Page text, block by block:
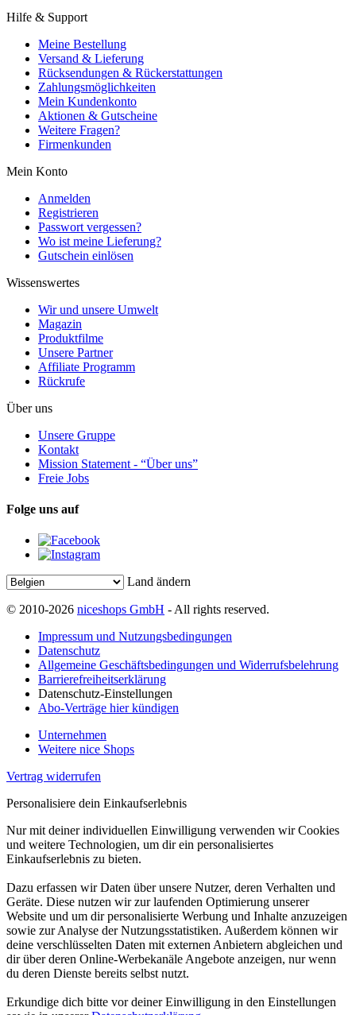
Hilfe & Support
Meine Bestellung
Versand & Lieferung
Rücksendungen & Rückerstattungen
Zahlungsmöglichkeiten
Mein Kundenkonto
Aktionen & Gutscheine
Weitere Fragen?
Firmenkunden
Mein Konto
Anmelden
Registrieren
Passwort vergessen?
Wo ist meine Lieferung?
Gutschein einlösen
Wissenswertes
Wir und unsere Umwelt
Magazin
Produktfilme
Unsere Partner
Affiliate Programm
Rückrufe
Über uns
Unsere Gruppe
Kontakt
Mission Statement - “Über uns”
Freie Jobs
Folge uns auf
Land ändern
© 2010-2026 niceshops GmbH - All rights reserved.
Impressum und Nutzungsbedingungen
Datenschutz
Allgemeine Geschäftsbedingungen und Widerrufsbelehrung
Barrierefreiheitserklärung
Datenschutz-Einstellungen
Abo-Verträge hier kündigen
Unternehmen
Weitere nice Shops
Vertrag widerrufen
Personalisiere dein Einkaufserlebnis
Nur mit deiner individuellen Einwilligung verwenden wir Cookies
und weitere Technologien, um dir ein personalisiertes
Einkaufserlebnis zu bieten.
Dazu erfassen wir Daten über unsere Nutzer, deren Verhalten und
Geräte. Diese nutzen wir zur laufenden Optimierung unserer
Website und um dir personalisierte Werbung und Inhalte anzuzeigen
sowie zur Analyse der Nutzungsstatistiken. Außerdem können wir
deine verschlüsselten Daten mit externen Anbietern abgleichen und
dir über deren Online-Werbekanäle Angebote anzeigen, nur wenn
du deren Dienste bereits selbst nutzt.
Erkundige dich bitte vor deiner Einwilligung in den Einstellungen